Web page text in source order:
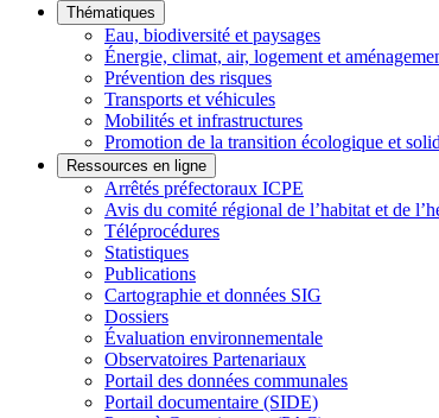
Thématiques
Eau, biodiversité et paysages
Énergie, climat, air, logement et
Prévention des risques
Transports et véhicules
Mobilités et infrastructures
Promotion de la transition écologique et
Ressources en ligne
Arrêtés préfectoraux ICPE
Avis du comité régional de l’habitat et de
Téléprocédures
Statistiques
Publications
Cartographie et données SIG
Dossiers
Évaluation environnementale
Observatoires Partenariaux
Portail des données communales
Portail documentaire (SIDE)